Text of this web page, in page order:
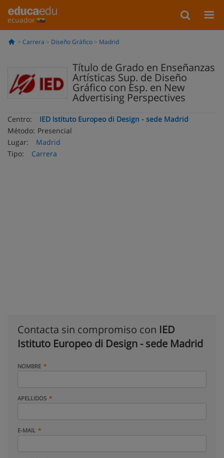
ecuador
Carrera Diseño Gráfico Madrid
Título de Grado en Enseñanzas
Artísticas Sup. de Diseño
Gráfico con Esp. en New
Advertising Perspectives
Centro:
IED Istituto Europeo di Design - sede Madrid
Método: Presencial
Lugar:
Madrid
Tipo:
Carrera
Contacta sin compromiso con IED
Istituto Europeo di Design - sede Madrid
NOMBRE
APELLIDOS
E-MAIL